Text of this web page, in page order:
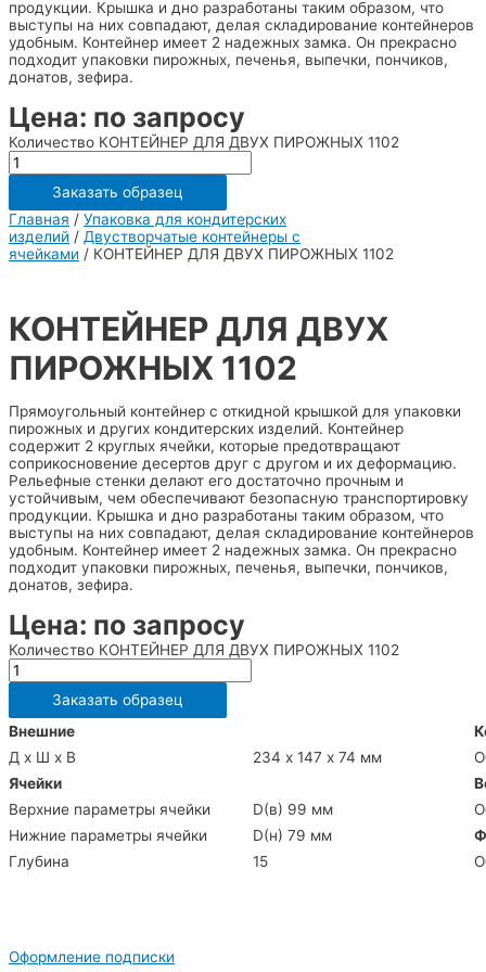
продукции. Крышка и дно разработаны таким образом, что
выступы на них совпадают, делая складирование контейнеров
удобным. Контейнер имеет 2 надежных замка. Он прекрасно
подходит упаковки пирожных, печенья, выпечки, пончиков,
донатов, зефира.
Цена: по запросу
Количество КОНТЕЙНЕР ДЛЯ ДВУХ ПИРОЖНЫХ 1102
Заказать образец
Главная / Упаковка для кондитерских
изделий / Двустворчатые контейнеры с
ячейками / КОНТЕЙНЕР ДЛЯ ДВУХ ПИРОЖНЫХ 1102
КОНТЕЙНЕР ДЛЯ ДВУХ
ПИРОЖНЫХ 1102
Прямоугольный контейнер с откидной крышкой для упаковки
пирожных и других кондитерских изделий. Контейнер
содержит 2 круглых ячейки, которые предотвращают
соприкосновение десертов друг с другом и их деформацию.
Рельефные стенки делают его достаточно прочным и
устойчивым, чем обеспечивают безопасную транспортировку
продукции. Крышка и дно разработаны таким образом, что
выступы на них совпадают, делая складирование контейнеров
удобным. Контейнер имеет 2 надежных замка. Он прекрасно
подходит упаковки пирожных, печенья, выпечки, пончиков,
донатов, зефира.
Цена: по запросу
Количество КОНТЕЙНЕР ДЛЯ ДВУХ ПИРОЖНЫХ 1102
Заказать образец
Внешние
Д х Ш х В
234 х 147 х 74 мм
Ячейки
Верхние параметры ячейки
D(в) 99 мм
Нижние параметры ячейки
D(н) 79 мм
Глубина
15
Оформление подписки